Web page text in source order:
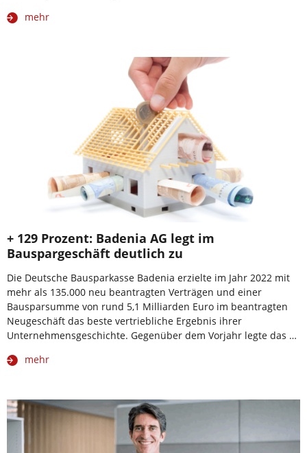
mehr
+ 129 Prozent: Badenia AG legt im
Bauspargeschäft deutlich zu
Die Deutsche Bausparkasse Badenia erzielte im Jahr 2022 mit
mehr als 135.000 neu beantragten Verträgen und einer
Bausparsumme von rund 5,1 Milliarden Euro im beantragten
Neugeschäft das beste vertriebliche Ergebnis ihrer
Unternehmensgeschichte. Gegenüber dem Vorjahr legte das …
mehr